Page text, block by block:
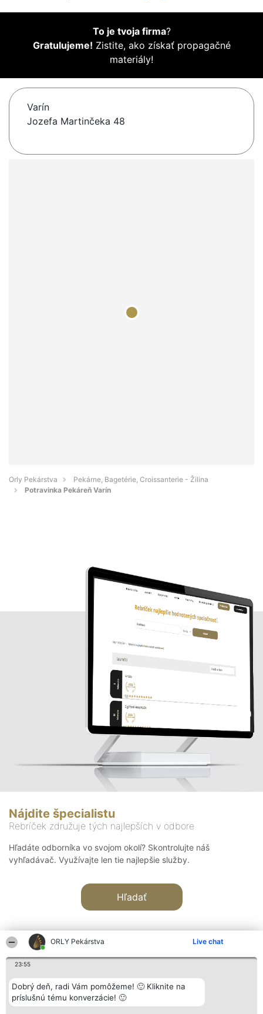
ORLY Pekárstva Live chat
23:55
Dobrý deň, radi Vám pomôžeme! 🙂 Kliknite na
príslušnú tému konverzácie! 🙂
To je tvoja firma?
Gratulujeme! Zistite, ako získať propagačné
materiály!
Varín
Jozefa Martinčeka 48
Orly Pekárstva
Pekárne, Bagetérie, Croissanterie - Žilina
Potravinka Pekáreň Varín
Nájdite špecialistu
Rebríček združuje tých najlepších v odbore
Hľadáte odborníka vo svojom okolí? Skontrolujte náš
vyhľadávač. Využívajte len tie najlepšie služby.
Hľadať
Organizátor hodnotenia
Bright Side Solutions sp. z o.
o. sp. k.
Hodnotenie
Laureáti
Lista
Kontakt
Kontakt